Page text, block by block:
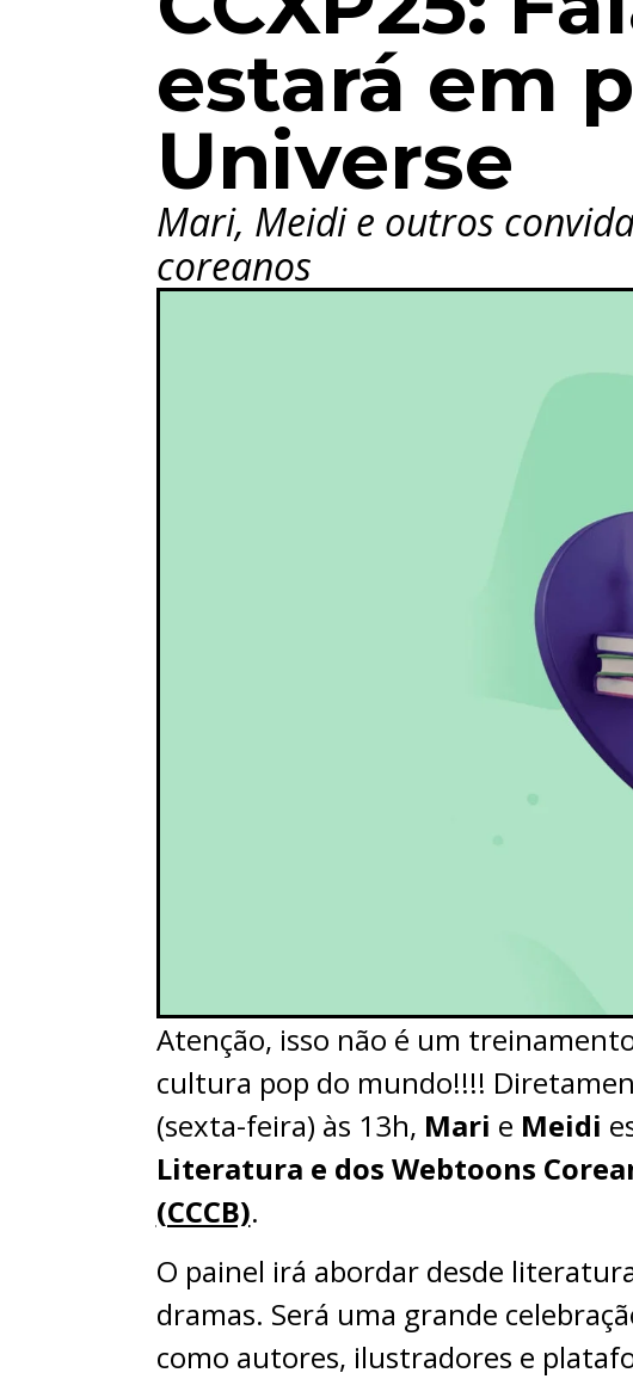
estará em
Universe
Mari, Meidi e outros
coreanos
Atenção, isso não é um
cultura pop do mundo!!!!
(sexta-feira) às 13h, Mari e Meidi
Literatura e dos Webtoons
(CCCB).
O painel irá abordar desde
dramas. Será uma grande
como autores, ilustradores e